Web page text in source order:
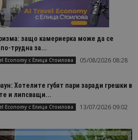
защо камериерка може да се
трудна за...
Economy с Елица Стоилова 05/08/2026 08:28
Хотелите губят пари заради грешки в
и липсващи...
Economy с Елица Стоилова 13/07/2026 09:02